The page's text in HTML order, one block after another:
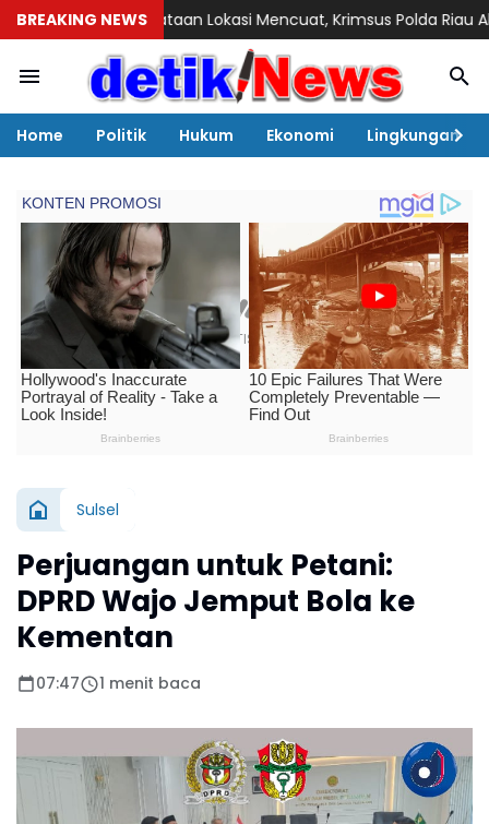
BREAKING NEWS
Lokasi Mencuat, Krimsus Polda Riau Akan Tinjauan
Home Politik Hukum Ekonomi Lingkungan
Sulsel
Perjuangan untuk Petani:
DPRD Wajo Jemput Bola ke
Kementan
07:47 1 menit baca